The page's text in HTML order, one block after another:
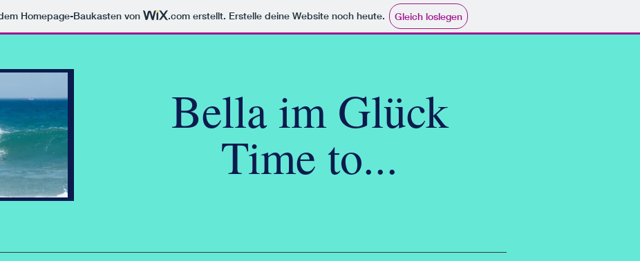
Homepage-Baukasten von .com erstellt. Erstelle deine Website noch heute. Gleich loslegen
Bella im Glück
Time to...